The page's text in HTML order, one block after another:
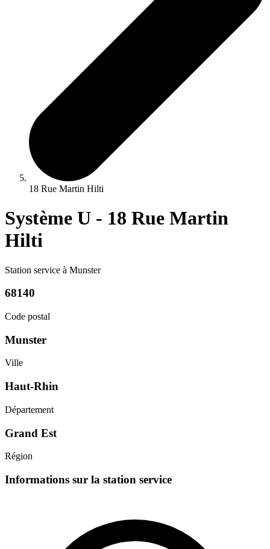
18 Rue Martin Hilti
Système U - 18 Rue Martin
Hilti
Station service à Munster
68140
Code postal
Munster
Ville
Haut-Rhin
Département
Grand Est
Région
Informations sur la station service